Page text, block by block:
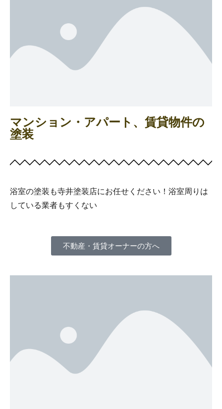
マンション・アパート、賃貸物件の
塗装
浴室の塗装も寺井塗装店にお任せください！浴室周りは
している業者もすくない
不動産・賃貸オーナーの方へ